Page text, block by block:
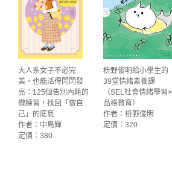
大人系女子不必完
美，也能活得閃閃發
亮：125個告別內耗的
微練習，找回「做自
己」的底氣
作者：中島輝
定價：380
枡野俊明給小學生的
39堂情緒素養課
（SEL社會情緒學習×
品格教育）
作者：枡野俊明
定價：320